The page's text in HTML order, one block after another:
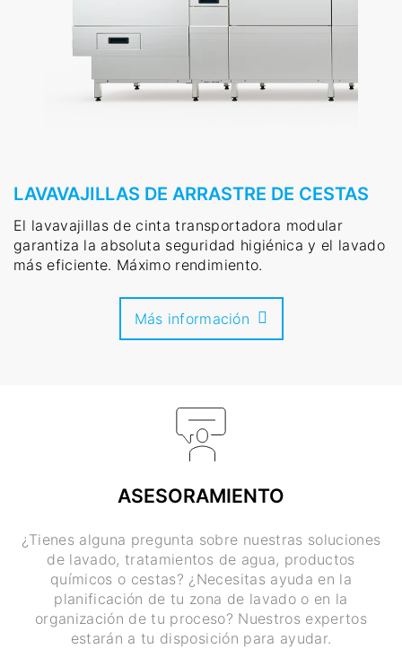
LAVAVAJILLAS DE ARRASTRE DE CESTAS
El lavavajillas de cinta transportadora modular
garantiza la absoluta seguridad higiénica y el lavado
más eficiente. Máximo rendimiento.
Más información
ASESORAMIENTO
¿Tienes alguna pregunta sobre nuestras soluciones
de lavado, tratamientos de agua, productos
químicos o cestas? ¿Necesitas ayuda en la
planificación de tu zona de lavado o en la
organización de tu proceso? Nuestros expertos
estarán a tu disposición para ayudar.